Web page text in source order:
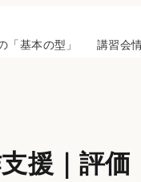
「基本の型」 講習会
援｜評価